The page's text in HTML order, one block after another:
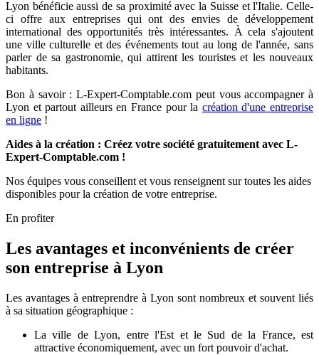
Lyon bénéficie aussi de sa proximité avec la Suisse et l'Italie. Celle-
ci offre aux entreprises qui ont des envies de développement
international des opportunités très intéressantes. À cela s'ajoutent
une ville culturelle et des événements tout au long de l'année, sans
parler de sa gastronomie, qui attirent les touristes et les nouveaux
habitants.
Bon à savoir : L-Expert-Comptable.com peut vous accompagner à
Lyon et partout ailleurs en France pour la création d'une entreprise
en ligne !
Aides à la création : Créez votre société gratuitement avec L-
Expert-Comptable.com !
Nos équipes vous conseillent et vous renseignent sur toutes les aides
disponibles pour la création de votre entreprise.
En profiter
Les avantages et inconvénients de créer
son entreprise à Lyon
Les avantages à entreprendre à Lyon sont nombreux et souvent liés
à sa situation géographique :
La ville de Lyon, entre l'Est et le Sud de la France, est
attractive économiquement, avec un fort pouvoir d'achat.